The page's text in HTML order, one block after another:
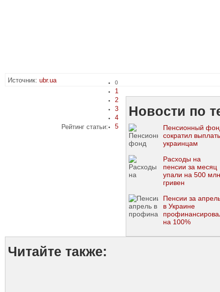
Источник: ubr.ua
Рейтинг статьи:
0
1
2
3
4
5
Новости по
Пенсионный
сократил
украинцам
Расходы на
пенсии за месяц
упали на 500 млн
гривен
Пенсии за
в Украине
на 100%
Читайте также: